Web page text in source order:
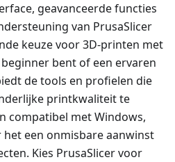
geavanceerde functies
van PrusaSlicer
keuze voor 3D-printen met
bent of een ervaren
de tools en profielen die
printkwaliteit te
compatibel met Windows,
het een onmisbare aanwinst
Kies PrusaSlicer voor